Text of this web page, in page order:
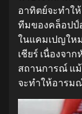
อาทิตย์จะทำใ
ทีมของคล็อปป์
ในแคมเปญให
เชียร์ เนื่องจา
สถานการณ์ แ
จะทำให้อารม